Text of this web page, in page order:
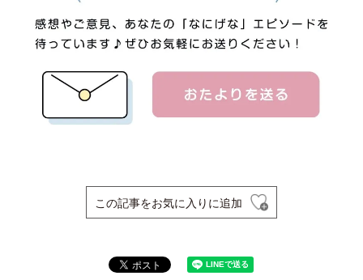
この記事をお気に入りに追加